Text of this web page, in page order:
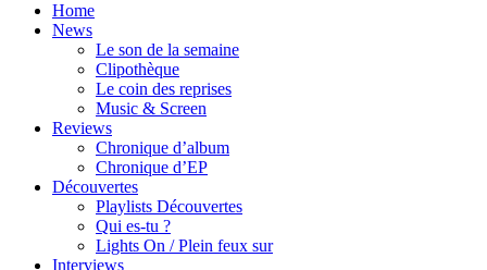
Home
News
Le son de la semaine
Clipothèque
Le coin des reprises
Music & Screen
Reviews
Chronique d’album
Chronique d’EP
Découvertes
Playlists Découvertes
Qui es-tu ?
Lights On / Plein feux sur
Interviews